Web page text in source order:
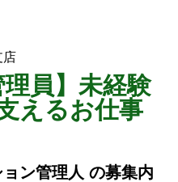
店
理員】未経験
えるお仕事
ン管理人 の募集内